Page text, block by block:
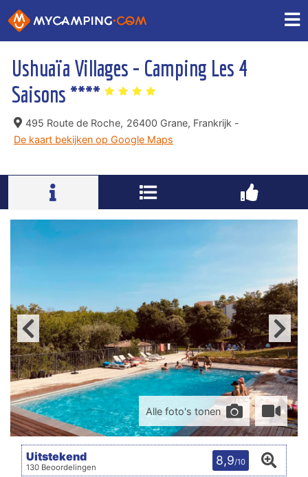
Ushuaïa Villages - Camping Les 4
Saisons ****
495 Route de Roche, 26400 Grane, Frankrijk -
De kaart bekijken op Google Maps
Alle foto's tonen
Uitstekend
130 Beoordelingen 8,9/10